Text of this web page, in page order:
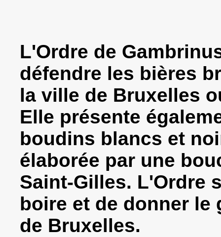
L'Ordre de
défendre les bières
la ville de Bruxelles
Elle présente
boudins blancs et
élaborée par une
Saint-Gilles. L'Ordre
boire et de donner le
de Bruxelles.